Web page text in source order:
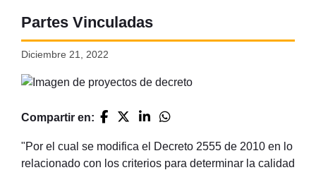
Partes Vinculadas
Diciembre 21, 2022
Compartir en:
"Por el cual se modifica el Decreto 2555 de 2010 en lo
relacionado con los criterios para determinar la calidad